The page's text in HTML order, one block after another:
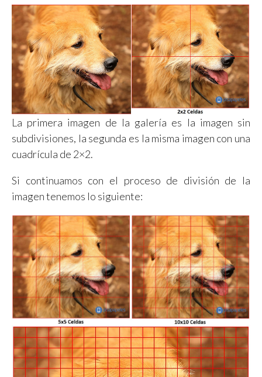
La primera imagen de la galería es la imagen sin
subdivisiones, la segunda es la misma imagen con una
cuadrícula de 2×2.
Si continuamos con el proceso de división de la
imagen tenemos lo siguiente: